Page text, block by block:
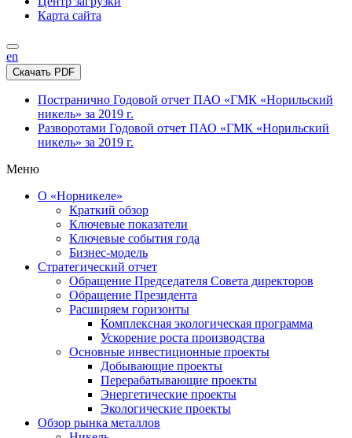
Карта сайта
en
Скачать PDF
Постранично Годовой отчет ПАО «ГМК «Норильский
никель» за 2019 г.
Разворотами Годовой отчет ПАО «ГМК «Норильский
никель» за 2019 г.
Меню
О «Норникеле»
Краткий обзор
Ключевые показатели
Ключевые события года
Бизнес-модель
Стратегический отчет
Обращение Председателя Совета директоров
Обращение Президента
Расширяем горизонты
Комплексная экологическая программа
Ускорение роста производства
Основные инвестиционные проекты
Добывающие проекты
Перерабатывающие проекты
Энергетические проекты
Экологические проекты
Обзор рынка металлов